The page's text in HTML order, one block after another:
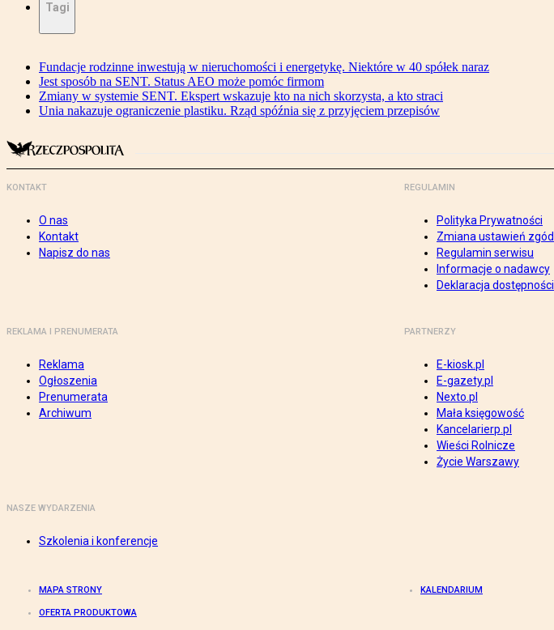
Tagi
Fundacje rodzinne inwestują w nieruchomości i energetykę. Niektóre w 40 spółek naraz
Jest sposób na SENT. Status AEO może pomóc firmom
Zmiany w systemie SENT. Ekspert wskazuje kto na nich skorzysta, a kto straci
Unia nakazuje ograniczenie plastiku. Rząd spóźnia się z przyjęciem przepisów
KONTAKT
O nas
Kontakt
Napisz do nas
REGULAMIN
Polityka Prywatności
Zmiana ustawień zgód
Regulamin serwisu
Informacje o nadawcy
Deklaracja dostępności
REKLAMA I PRENUMERATA
Reklama
Ogłoszenia
Prenumerata
Archiwum
PARTNERZY
E-kiosk.pl
E-gazety.pl
Nexto.pl
Mała księgowość
Kancelarierp.pl
Wieści Rolnicze
Życie Warszawy
NASZE WYDARZENIA
Szkolenia i konferencje
MAPA STRONY KALENDARIUM
OFERTA PRODUKTOWA